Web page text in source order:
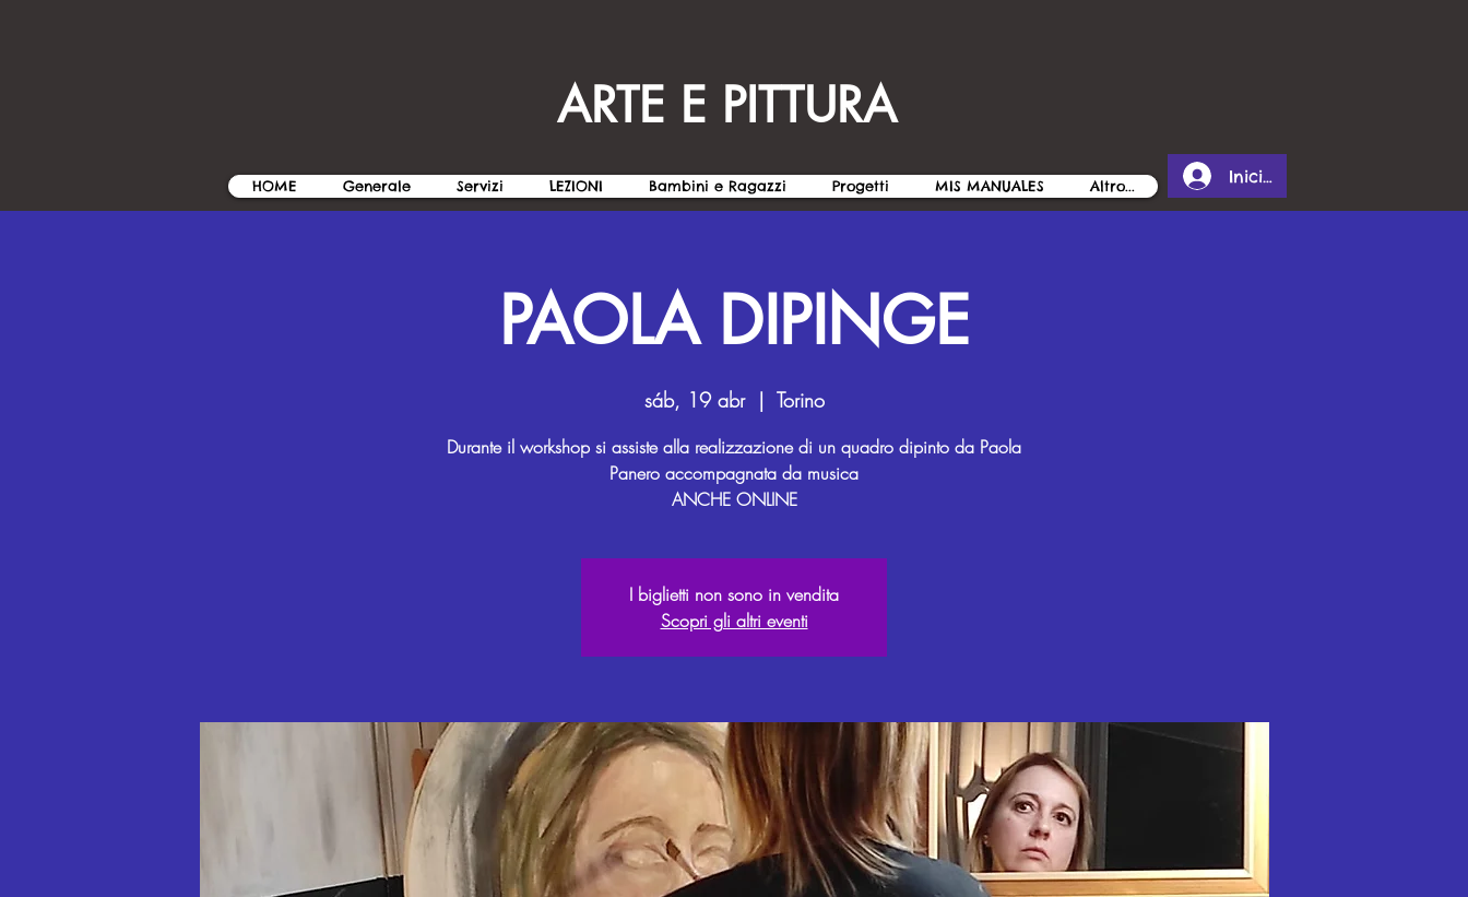
ARTE E PITTURA
HOME Generale Servizi LEZIONI Bambini e Ragazzi Progetti MIS MANUALES Altro... Iniciar sesión
PAOLA DIPINGE
sáb, 19 abr
  |
Torino
Durante il workshop si assiste alla realizzazione di un quadro dipinto da Paola
Panero accompagnata da musica
ANCHE ONLINE
I biglietti non sono in vendita
Scopri gli altri eventi